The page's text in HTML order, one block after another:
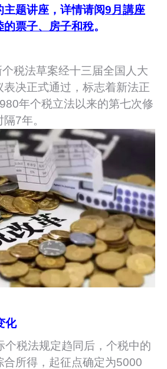
题讲座，详情请阅9月講座
的票子、房子和稅。
税法草案经十三届全国人大
决正式通过，标志着新法正
年个税立法以来的第七次修
7年。
化
个税法规定趋同后，个税中的
合所得，起征点确定为5000